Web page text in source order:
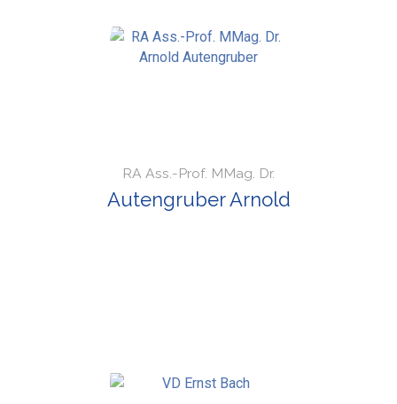
RA Ass.-Prof. MMag. Dr.
Autengruber Arnold